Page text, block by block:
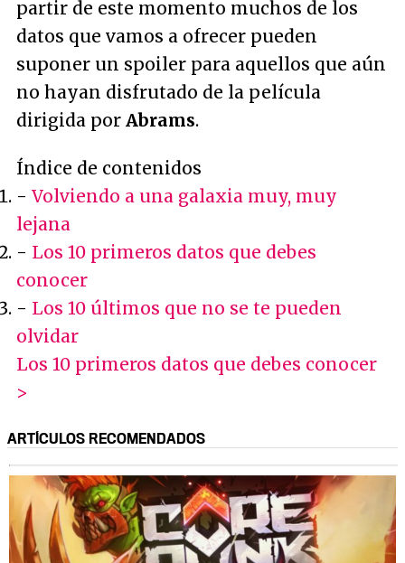
partir de este momento muchos de los
datos que vamos a ofrecer pueden
suponer un spoiler para aquellos que aún
no hayan disfrutado de la película
dirigida por Abrams.
Índice de contenidos
- Volviendo a una galaxia muy, muy
lejana
- Los 10 primeros datos que debes
conocer
- Los 10 últimos que no se te pueden
olvidar
Los 10 primeros datos que debes conocer
>
ARTÍCULOS RECOMENDADOS